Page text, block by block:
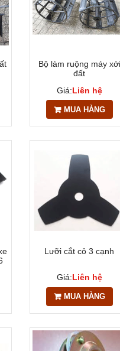
Bộ làm ruộng máy xới
đất
Giá:Liên hệ
MUA HÀNG
Lưỡi cắt cỏ 3 cạnh
Giá:Liên hệ
MUA HÀNG